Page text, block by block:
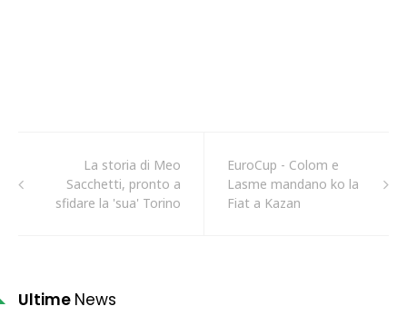
La storia di Meo
Sacchetti, pronto a
sfidare la 'sua' Torino
EuroCup - Colom e
Lasme mandano ko la
Fiat a Kazan
Ultime News